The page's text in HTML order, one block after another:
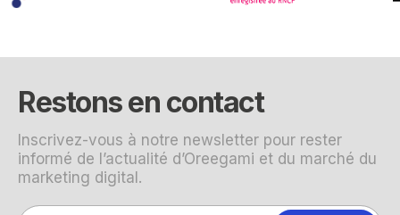
Restons en contact
Inscrivez-vous à notre newsletter pour rester
informé de l’actualité d’Oreegami et du marché du
marketing digital.